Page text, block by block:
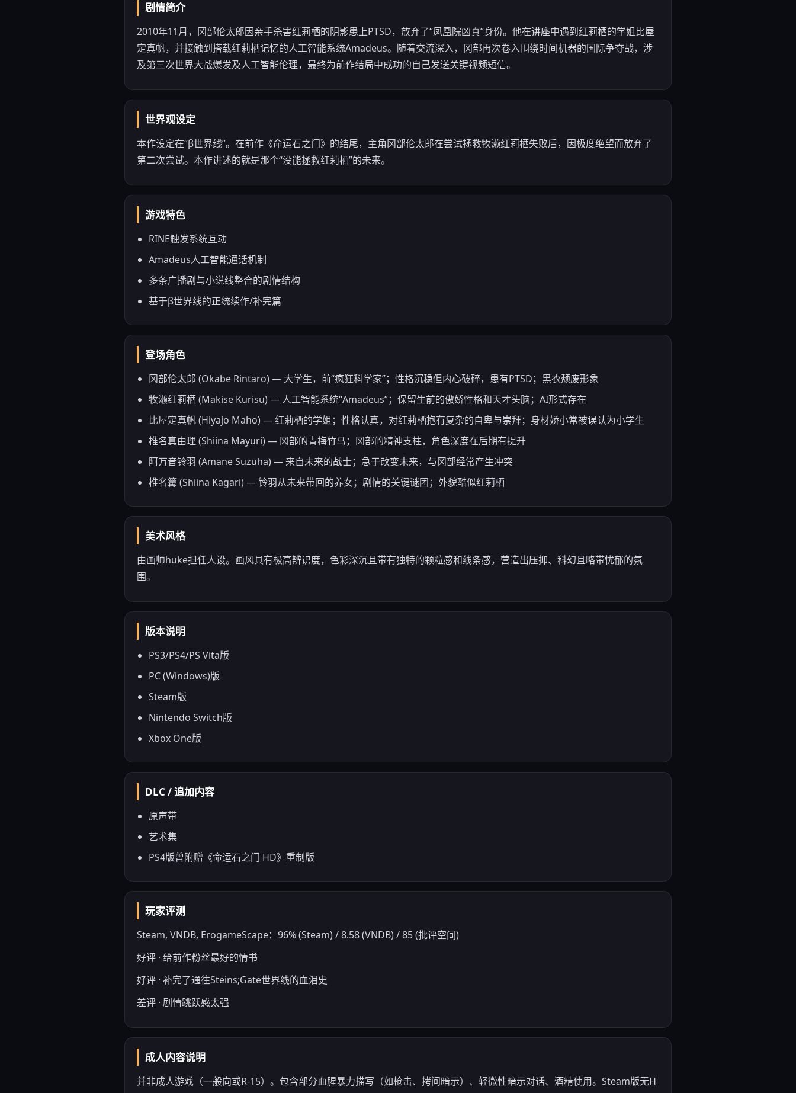
剧情简介
2010年11月，冈部伦太郎因亲手杀害红莉栖的阴影患上PTSD，放弃了“凤凰院凶真”身份。他在讲座中遇到红莉栖的学姐比屋
定真帆，并接触到搭载红莉栖记忆的人工智能系统Amadeus。随着交流深入，冈部再次卷入围绕时间机器的国际争夺战，涉
及第三次世界大战爆发及人工智能伦理，最终为前作结局中成功的自己发送关键视频短信。
世界观设定
本作设定在“β世界线”。在前作《命运石之门》的结尾，主角冈部伦太郎在尝试拯救牧濑红莉栖失败后，因极度绝望而放弃了
第二次尝试。本作讲述的就是那个“没能拯救红莉栖”的未来。
游戏特色
RINE触发系统互动
Amadeus人工智能通话机制
多条广播剧与小说线整合的剧情结构
基于β世界线的正统续作/补完篇
登场角色
冈部伦太郎 (Okabe Rintaro) — 大学生，前“疯狂科学家”；性格沉稳但内心破碎，患有PTSD；黑衣颓废形象
牧濑红莉栖 (Makise Kurisu) — 人工智能系统“Amadeus”；保留生前的傲娇性格和天才头脑；AI形式存在
比屋定真帆 (Hiyajo Maho) — 红莉栖的学姐；性格认真，对红莉栖抱有复杂的自卑与崇拜；身材娇小常被误认为小学生
椎名真由理 (Shiina Mayuri) — 冈部的青梅竹马；冈部的精神支柱，角色深度在后期有提升
阿万音铃羽 (Amane Suzuha) — 来自未来的战士；急于改变未来，与冈部经常产生冲突
椎名篝 (Shiina Kagari) — 铃羽从未来带回的养女；剧情的关键谜团；外貌酷似红莉栖
美术风格
由画师huke担任人设。画风具有极高辨识度，色彩深沉且带有独特的颗粒感和线条感，营造出压抑、科幻且略带忧郁的氛
围。
版本说明
PS3/PS4/PS Vita版
PC (Windows)版
Steam版
Nintendo Switch版
Xbox One版
DLC / 追加内容
原声带
艺术集
PS4版曾附赠《命运石之门 HD》重制版
玩家评测
Steam, VNDB, ErogameScape：96% (Steam) / 8.58 (VNDB) / 85 (批评空间)
好评 · 给前作粉丝最好的情书
好评 · 补完了通往Steins;Gate世界线的血泪史
差评 · 剧情跳跃感太强
成人内容说明
并非成人游戏（一般向或R-15）。包含部分血腥暴力描写（如枪击、拷问暗示）、轻微性暗示对话、酒精使用。Steam版无H